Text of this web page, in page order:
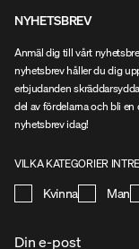
NYHETSBREV
Anmäl dig till vårt
nyhetsbrev håller du dig
erbjudanden
del av fördelarna och bli en
nyhetsbrev idag!
VILKA KATEGORIER
Kvinna Man